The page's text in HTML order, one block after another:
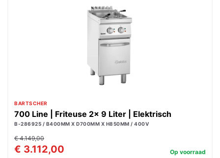
BARTSCHER
700 Line | Friteuse 2x 9 Liter | Elektrisch
B-286925 / B400MM X D700MM X H850MM / 400V
€ 4.149,00
€ 3.112,00 Op voorraad